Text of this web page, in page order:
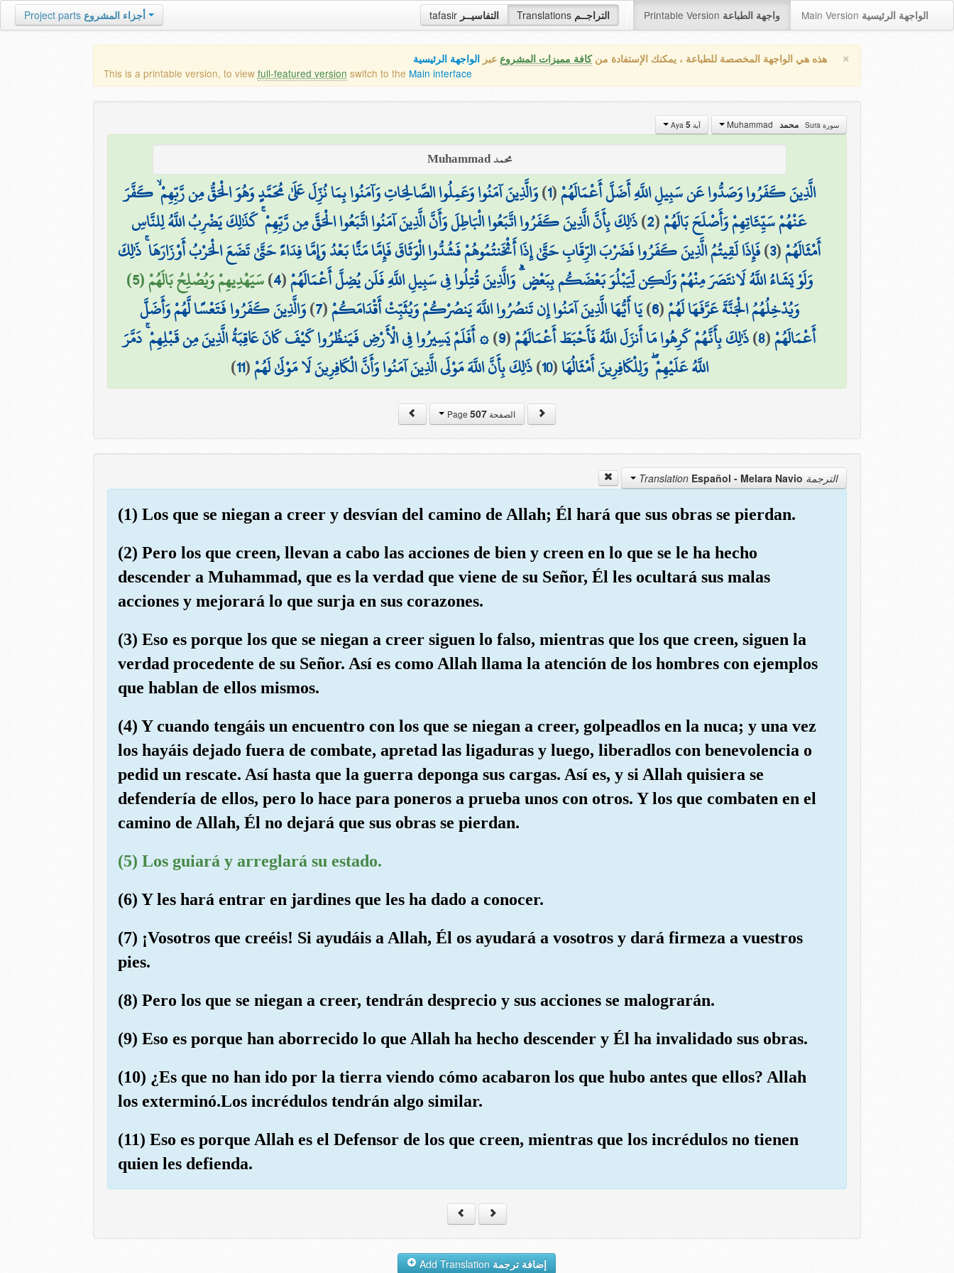
tafasir التفاسيــر Translations التراجــم Printable Version واجهة الطباعة Main Version الواجهة الرئيسية Project parts أجزاء المشروع
× هذه هي الواجهة المخصصة للطباعة ، يمكنك الإستفادة منكافة مميزات المشروع عبر الواجهة الرئيسية
This is a printable version, to view full-featured version switch to the Main interface
سورة Sura محمد آية Aya 5
محمد Muhammad
الَّذِينَ كَفَرُوا وَصَدُّوا عَن سَبِيلِ اللَّهِ أَضَلَّ أَعْمَالَهُمْ(
1
)وَالَّذِينَ آمَنُوا وَعَمِلُوا الصَّالِحَاتِ وَآمَنُوا بِمَا نُزِّلَ عَلَىٰ مُحَمَّدٍ وَهُوَ الْحَقُّ مِن رَّبِّهِمْ ۙ كَفَّرَ
عَنْهُمْ سَيِّئَاتِهِمْ وَأَصْلَحَ بَالَهُمْ(
2
)ذَٰلِكَ بِأَنَّ الَّذِينَ كَفَرُوا اتَّبَعُوا الْبَاطِلَ وَأَنَّ الَّذِينَ آمَنُوا اتَّبَعُوا الْحَقَّ مِن رَّبِّهِمْ ۚ كَذَٰلِكَ يَضْرِبُ اللَّهُ لِلنَّاسِ
أَمْثَالَهُمْ(
3
)فَإِذَا لَقِيتُمُ الَّذِينَ كَفَرُوا فَضَرْبَ الرِّقَابِ حَتَّىٰ إِذَا أَثْخَنتُمُوهُمْ فَشُدُّوا الْوَثَاقَ فَإِمَّا مَنًّا بَعْدُ وَإِمَّا فِدَاءً حَتَّىٰ تَضَعَ الْحَرْبُ أَوْزَارَهَا ۚ ذَٰلِكَ
وَلَوْ يَشَاءُ اللَّهُ لَانتَصَرَ مِنْهُمْ وَلَٰكِن لِّيَبْلُوَ بَعْضَكُم بِبَعْضٍ ۗ وَالَّذِينَ قُتِلُوا فِي سَبِيلِ اللَّهِ فَلَن يُضِلَّ أَعْمَالَهُمْ(
4
)سَيَهْدِيهِمْ وَيُصْلِحُ بَالَهُمْ (5)
وَيُدْخِلُهُمُ الْجَنَّةَ عَرَّفَهَا لَهُمْ(
6
)يَا أَيُّهَا الَّذِينَ آمَنُوا إِن تَنصُرُوا اللَّهَ يَنصُرْكُمْ وَيُثَبِّتْ أَقْدَامَكُمْ(
7
)وَالَّذِينَ كَفَرُوا فَتَعْسًا لَّهُمْ وَأَضَلَّ
أَعْمَالَهُمْ(
8
)ذَٰلِكَ بِأَنَّهُمْ كَرِهُوا مَا أَنزَلَ اللَّهُ فَأَحْبَطَ أَعْمَالَهُمْ(
9
)۞ أَفَلَمْ يَسِيرُوا فِي الْأَرْضِ فَيَنظُرُوا كَيْفَ كَانَ عَاقِبَةُ الَّذِينَ مِن قَبْلِهِمْ ۚ دَمَّرَ
اللَّهُ عَلَيْهِمْ ۖ وَلِلْكَافِرِينَ أَمْثَالُهَا(
10
)ذَٰلِكَ بِأَنَّ اللَّهَ مَوْلَى الَّذِينَ آمَنُوا وَأَنَّ الْكَافِرِينَ لَا مَوْلَىٰ لَهُمْ(
11
)
الصفحة Page507
الترجمة Translation Español - Melara Navio
(1) Los que se niegan a creer y desvían del camino de Allah; Él hará que sus obras se pierdan.
(2) Pero los que creen, llevan a cabo las acciones de bien y creen en lo que se le ha hecho
descender a Muhammad, que es la verdad que viene de su Señor, Él les ocultará sus malas
acciones y mejorará lo que surja en sus corazones.
(3) Eso es porque los que se niegan a creer siguen lo falso, mientras que los que creen, siguen la
verdad procedente de su Señor. Así es como Allah llama la atención de los hombres con ejemplos
que hablan de ellos mismos.
(4) Y cuando tengáis un encuentro con los que se niegan a creer, golpeadlos en la nuca; y una vez
los hayáis dejado fuera de combate, apretad las ligaduras y luego, liberadlos con benevolencia o
pedid un rescate. Así hasta que la guerra deponga sus cargas. Así es, y si Allah quisiera se
defendería de ellos, pero lo hace para poneros a prueba unos con otros. Y los que combaten en el
camino de Allah, Él no dejará que sus obras se pierdan.
(5) Los guiará y arreglará su estado.
(6) Y les hará entrar en jardines que les ha dado a conocer.
(7) ¡Vosotros que creéis! Si ayudáis a Allah, Él os ayudará a vosotros y dará firmeza a vuestros
pies.
(8) Pero los que se niegan a creer, tendrán desprecio y sus acciones se malograrán.
(9) Eso es porque han aborrecido lo que Allah ha hecho descender y Él ha invalidado sus obras.
(10) ¿Es que no han ido por la tierra viendo cómo acabaron los que hubo antes que ellos? Allah
los exterminó.Los incrédulos tendrán algo similar.
(11) Eso es porque Allah es el Defensor de los que creen, mientras que los incrédulos no tienen
quien les defienda.
إضافة ترجمة